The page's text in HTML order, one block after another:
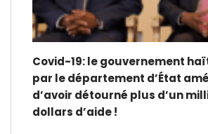
Covid-19: le gouvernement
par le département d’État
d’avoir détourné plus d’un
dollars d’aide !